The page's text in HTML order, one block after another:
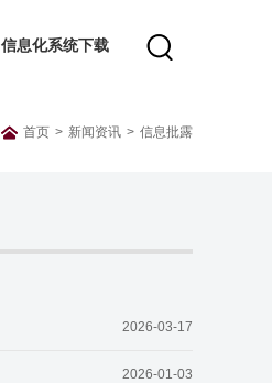
信息化系统下载
首页 > 新闻资讯 > 信息批露
2026-03-17
2026-01-03